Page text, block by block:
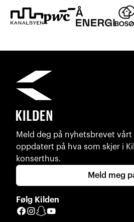
Meld deg på nyhetsbrevet
oppdatert på hva som skjer i
konserthus.
Meld meg
Følg Kilden
Facebook
Instagram
Snapchat